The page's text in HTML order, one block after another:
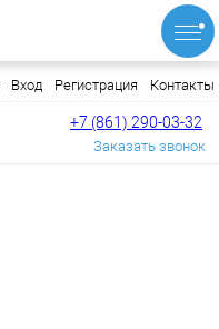
Вход Регистрация Контакты
+7 (861) 290-03-32
Заказать звонок